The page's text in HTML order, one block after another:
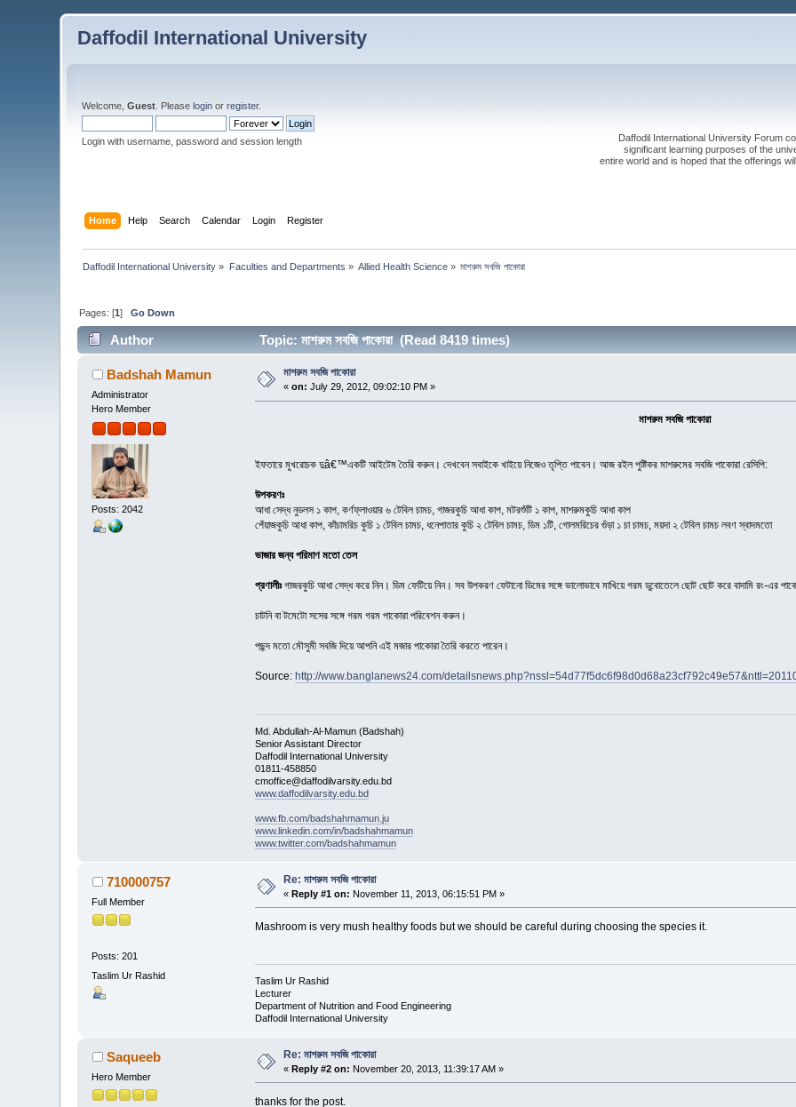
Daffodil International University
Welcome,Guest . Pleaselogin orregister.
Login with username, password and session length
Daffodil International University Forum
significant learning purposes of the
entire world and is hoped that the offerings
Home Help Search Calendar Login Register
Daffodil International University » Faculties and Departments » Allied Health Science » মাশরুম সবজি পাকোরা
Pages: [1]Go Down
Author Topic: মাশরুম সবজি পাকোরা (Read 8419 times)
Badshah Mamun
Administrator
Hero Member
Posts: 2042
মাশরুম সবজি পাকোরা
«on: July 29, 2012, 09:02:10 PM »
মাশরুম সবজি পাকোরা
ইফতারে মুখরোচক দুâ€™একটি আইটেম তৈরি করুন। দেখবেন সবাইকে খাইয়ে নিজেও তৃপ্তি পাবেন। আজ রইল পুষ্টিকর মাশরুমের সবজি পাকোরা রেসিপি:
উপকরণঃ
আধা সেদ্ধ নুডলস ১ কাপ, কর্ণফ্লাওয়ার ৬ টেবিল চামচ, গাজরকুচি আধা কাপ, মটরশুঁটি ১ কাপ, মাশরুমকুচি আধা কাপ
পেঁয়াজকুচি আধা কাপ, কাঁচামরিচ কুচি ১ টেবিল চামচ, ধনেপাতার কুচি ২ টেবিল চামচ, ডিম ১টি, গোলমরিচের গুঁড়া ১ চা চামচ, ময়দা ২ টেবিল চামচ লবণ স্বাদমতো
ভাজার জন্য পরিমাণ মতো তেল
প্রণালীঃগাজরকুচি আধা সেদ্ধ করে নিন। ডিম ফেটিয়ে নিন। সব উপকরণ ফেটানো ডিমের সঙ্গে ভালোভাবে মাখিয়ে গরম ডুবোতেলে ছোট ছোট করে বাদামি রং-এর
চাটনি বা টমেটো সসের সঙ্গে গরম গরম পাকোরা পরিবেশন করুন।
পছন্দ মতো মৌসুমী সবজি দিয়ে আপনি এই মজার পাকোরা তৈরি করতে পারেন।
Source: http://www.banglanews24.com/
Md. Abdullah-Al-Mamun (Badshah)
Senior Assistant Director
Daffodil International University
01811-458850
cmoffice@daffodilvarsity.edu.bd
www.daffodilvarsity.edu.bd
www.fb.com/badshahmamun.ju
www.linkedin.com/in/badshahmamun
www.twitter.com/badshahmamun
710000757
Full Member
Posts: 201
Taslim Ur Rashid
Re: মাশরুম সবজি পাকোরা
«Reply #1 on: November 11, 2013, 06:15:51 PM »
Mashroom is very mush healthy foods but we should be careful during choosing the species it.
Taslim Ur Rashid
Lecturer
Department of Nutrition and Food Engineering
Daffodil International University
Saqueeb
Hero Member
Re: মাশরুম সবজি পাকোরা
«Reply #2 on: November 20, 2013, 11:39:17 AM »
thanks for the post.